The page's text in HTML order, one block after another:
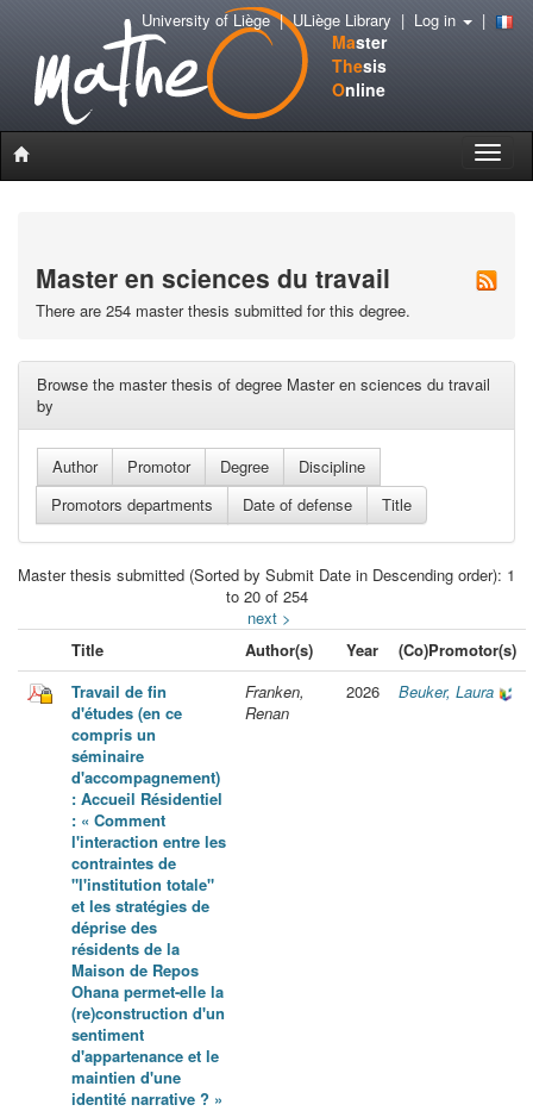
Master
Thesis
Online
Toggle
University of Liège|ULiège Library | Log in |
Master en sciences du travail
There are 254 master thesis submitted for this degree.
Browse the master thesis of degree Master en sciences du travail
by
Master thesis submitted (Sorted by Submit Date in Descending order): 1
to 20 of 254
next >
Title
Author(s) Year
(Co)Promotor(s)
Travail de fin
d'études (en ce
compris un
séminaire
d'accompagnement)
: Accueil Résidentiel
: « Comment
l'interaction entre les
contraintes de
"l'institution totale"
et les stratégies de
déprise des
résidents de la
Maison de Repos
Ohana permet-elle la
(re)construction d'un
sentiment
d'appartenance et le
maintien d'une
identité narrative ? »
Franken,
Renan
2026 Beuker, Laura